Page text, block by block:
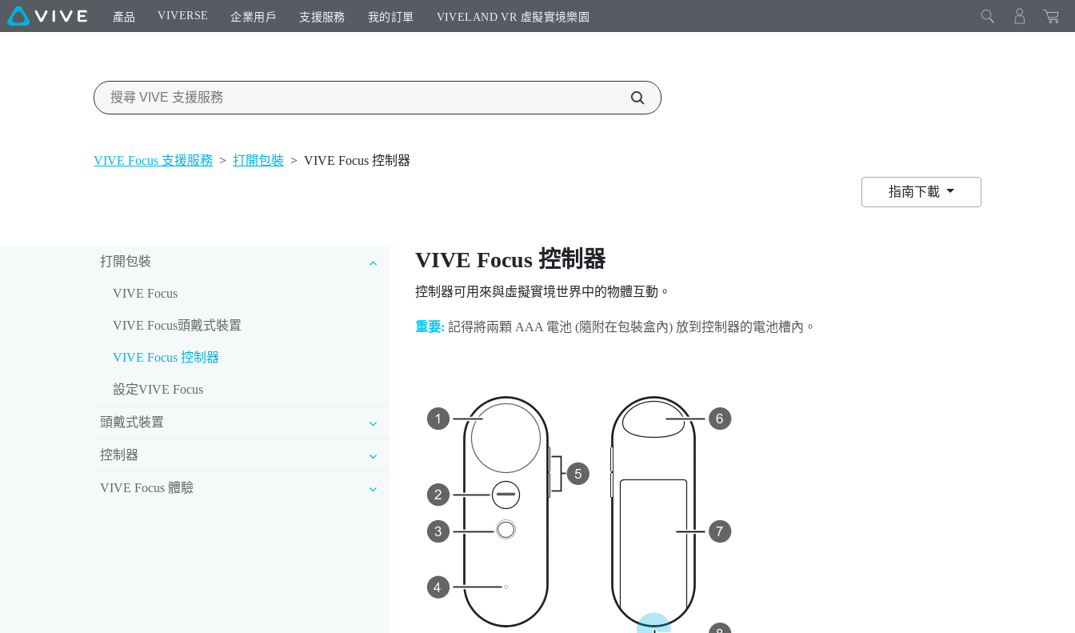
產品 VIVERSE 企業用戶 支援服務 我的訂單 VIVELAND VR 虛擬實境樂園​
VIVE Focus 支援服務 > 打開包裝 > VIVE Focus 控制器
指南下載
打開包裝
VIVE Focus
VIVE Focus頭戴式裝置
VIVE Focus 控制器
設定VIVE Focus
頭戴式裝置
控制器
VIVE Focus 體驗
VIVE Focus控制器
控制器可用來與虛擬實境世界中的物體互動。
重要: 記得將兩顆 AAA 電池 (隨附在包裝盒內) 放到控制器的電池槽內。